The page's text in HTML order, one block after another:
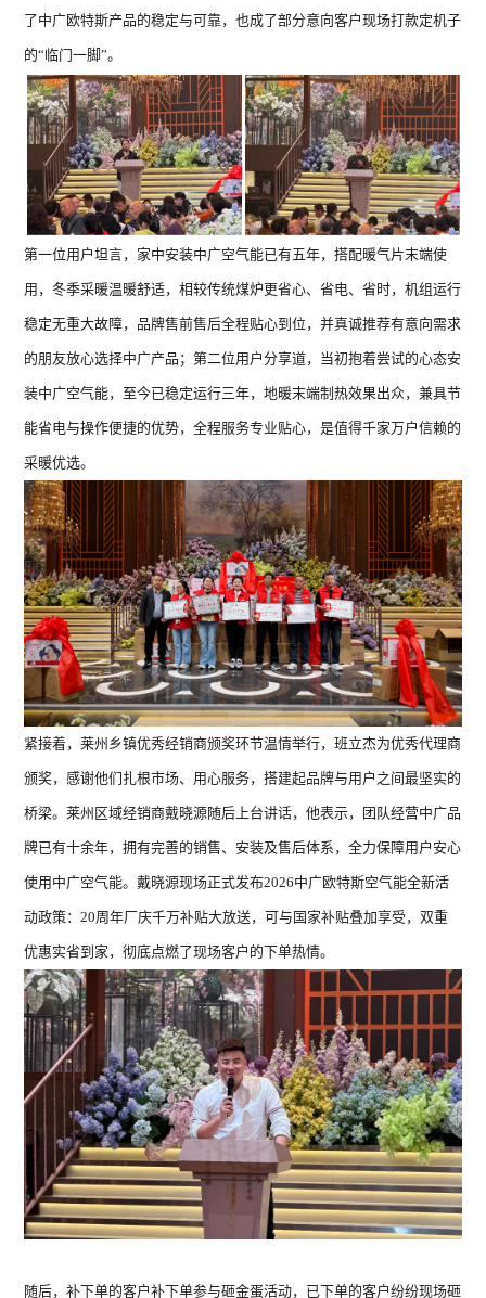
了中广欧特斯产品的稳定与可靠，也成了部分意向客户现场打款定机子
的“临门一脚”。
第一位用户坦言，家中安装中广空气能已有五年，搭配暖气片末端使
用，冬季采暖温暖舒适，相较传统煤炉更省心、省电、省时，机组运行
稳定无重大故障，品牌售前售后全程贴心到位，并真诚推荐有意向需求
的朋友放心选择中广产品；第二位用户分享道，当初抱着尝试的心态安
装中广空气能，至今已稳定运行三年，地暖末端制热效果出众，兼具节
能省电与操作便捷的优势，全程服务专业贴心，是值得千家万户信赖的
采暖优选。
紧接着，莱州乡镇优秀经销商颁奖环节温情举行，班立杰为优秀代理商
颁奖，感谢他们扎根市场、用心服务，搭建起品牌与用户之间最坚实的
桥梁。莱州区域经销商戴晓源随后上台讲话，他表示，团队经营中广品
牌已有十余年，拥有完善的销售、安装及售后体系，全力保障用户安心
使用中广空气能。戴晓源现场正式发布2026中广欧特斯空气能全新活
动政策：20周年厂庆千万补贴大放送，可与国家补贴叠加享受，双重
优惠实省到家，彻底点燃了现场客户的下单热情。
随后，补下单的客户补下单参与砸金蛋活动，已下单的客户纷纷现场砸